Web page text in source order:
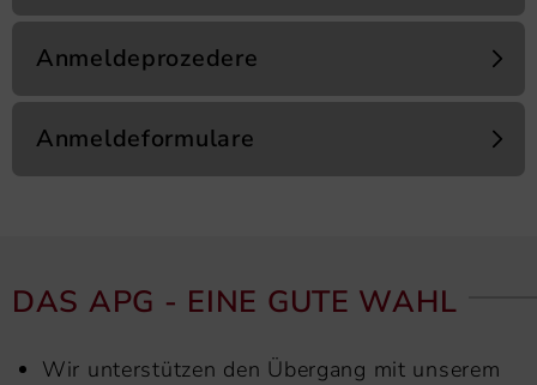
Anmeldeprozedere
Anmeldeformulare
DAS APG - EINE GUTE WAHL
Wir unterstützen den Übergang mit unserem